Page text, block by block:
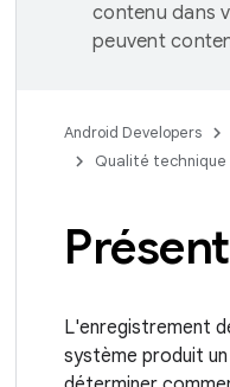
contenu dans
peuvent
Android Developers
Qualité technique
L'enregistrement
système produit